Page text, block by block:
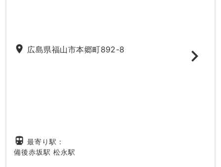
place 広島県福山市本郷町892-8
directions_subway 最寄り駅：
備後赤坂駅 松永駅